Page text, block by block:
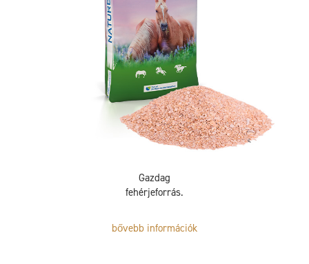
Gazdag
fehérjeforrás.
bővebb információk